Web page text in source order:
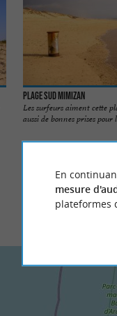
Plage Sud Mimizan
Les surfeurs aiment cette
aussi de bonnes prises pour
En
mesure
plateformes